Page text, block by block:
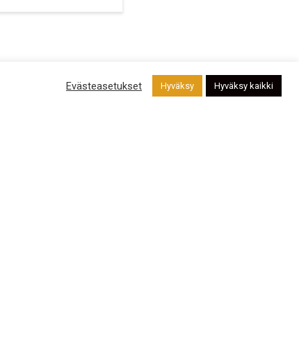
Evästeasetukset Hyväksy Hyväksy kaikki